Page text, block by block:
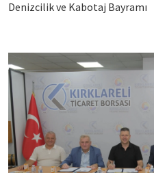
Denizcilik ve Kabotaj Bayramı